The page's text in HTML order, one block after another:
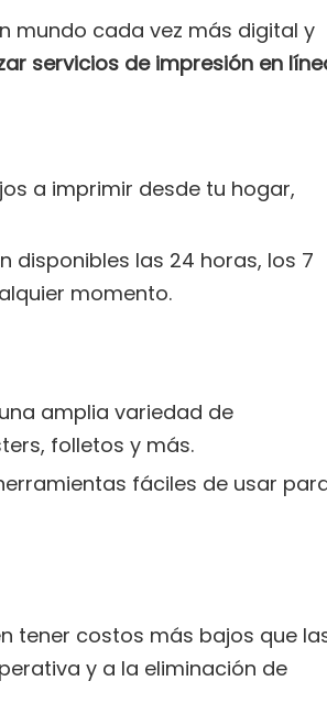
mundo cada vez más digital y
servicios de impresión en
a imprimir desde tu hogar,
disponibles las 24 horas, los 7
momento.
amplia variedad de
folletos y más.
fáciles de usar
tener costos más bajos que
y a la eliminación de